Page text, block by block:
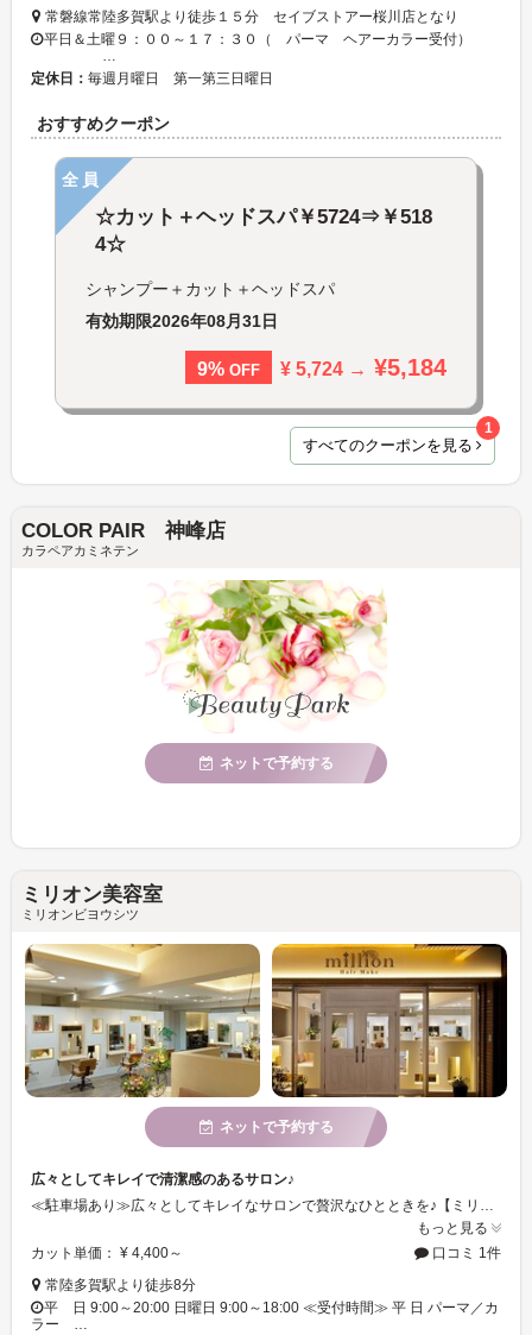
常磐線常陸多賀駅より徒歩１５分 セイブストアー桜川店となり
平日＆土曜９：００～１７：３０（ パーマ ヘアーカラー受付）
…
定休日： 毎週月曜日 第一第三日曜日
おすすめクーポン
全員
☆カット＋ヘッドスパ￥5724⇒￥518
4☆
シャンプー＋カット＋ヘッドスパ
有効期限2026年08月31日
9% OFF ¥ 5,724 → ¥5,184
すべてのクーポンを見る
1
COLOR PAIR 神峰店
カラペアカミネテン
ネットで予約する
ミリオン美容室
ミリオンビヨウシツ
ネットで予約する
広々としてキレイで清潔感のあるサロン♪
≪駐車場あり≫広々としてキレイなサロンで贅沢なひとときを♪【ミリオン】では丁寧にカウンセリング対応◎アナタの髪質やくせ・骨格をもとに悩みを解決し、アナタの魅力を引き出します☆【ミリオン】独自のスタイル提案◎数多くのアイテムを取り揃えているので一人一人に合った薬剤を使用☆ミ
もっと見る
カット単価： ¥ 4,400～
口コミ 1件
常陸多賀駅より徒歩8分
平 日 9:00～20:00 日曜日 9:00～18:00 ≪受付時間≫ 平 日 パーマ／カ
ラー …